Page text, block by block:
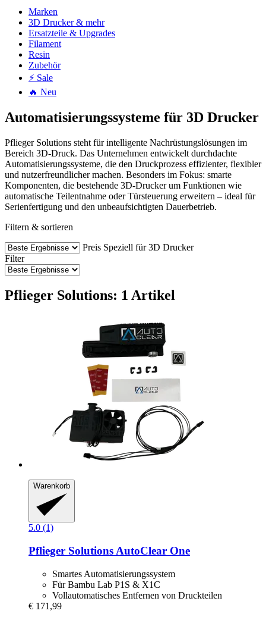
Marken
3D Drucker & mehr
Ersatzteile & Upgrades
Filament
Resin
Zubehör
⚡ Sale
🔥 Neu
Automatisierungssysteme für 3D Drucker
Pflieger Solutions steht für intelligente Nachrüstungslösungen im
Bereich 3D-Druck. Das Unternehmen entwickelt durchdachte
Automatisierungssysteme, die den Druckprozess effizienter, flexibler
und nutzerfreundlicher machen. Besonders im Fokus: smarte
Komponenten, die bestehende 3D-Drucker um Funktionen wie
automatische Teilentnahme oder Türsteuerung erweitern – ideal für
Serienfertigung und den unbeaufsichtigten Dauerbetrieb.
Filtern & sortieren
Preis Speziell für 3D Drucker
Filter
Pflieger Solutions: 1 Artikel
Warenkorb
5.0 (1)
Pflieger Solutions AutoClear One
Smartes Automatisierungssystem
Für Bambu Lab P1S & X1C
Vollautomatisches Entfernen von Druckteilen
€ 171,99